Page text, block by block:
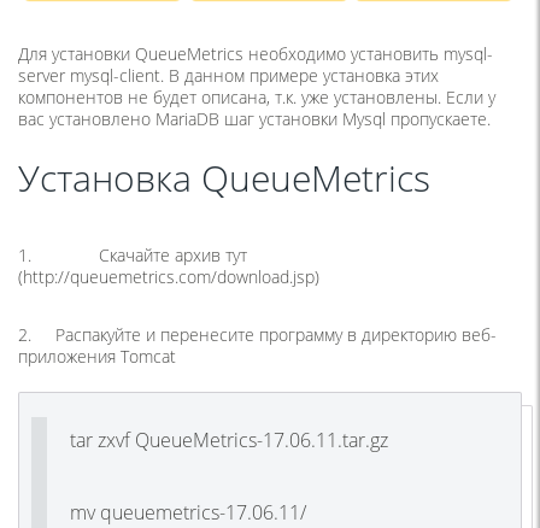
Для установки QueueMetrics необходимо установить mysql-
server mysql-client. В данном примере установка этих
компонентов не будет описана, т.к. уже установлены. Если у
вас установлено MariaDB шаг установки Mysql пропускаете.
Установка QueueMetrics
1. Скачайте архив тут
(http://queuemetrics.com/download.jsp)
2. Распакуйте и перенесите программу в директорию веб-
приложения Tomcat
tar zxvf QueueMetrics-17.06.11.tar.gz
mv queuemetrics-17.06.11/